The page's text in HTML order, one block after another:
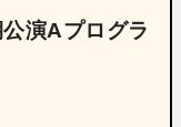
演Aプログラ